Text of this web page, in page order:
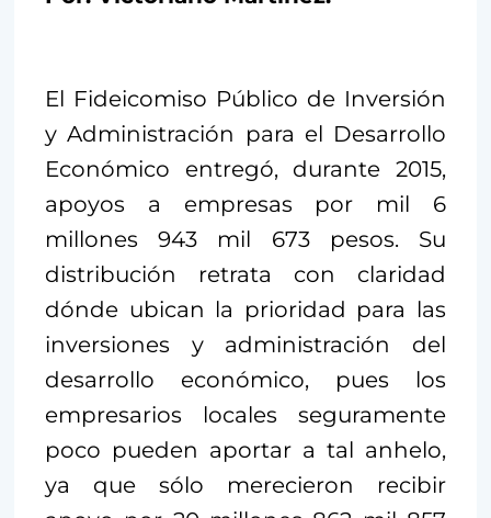
El Fideicomiso Público de Inversión
y Administración para el Desarrollo
Económico entregó, durante 2015,
apoyos a empresas por mil 6
millones 943 mil 673 pesos. Su
distribución retrata con claridad
dónde ubican la prioridad para las
inversiones y administración del
desarrollo económico, pues los
empresarios locales seguramente
poco pueden aportar a tal anhelo,
ya que sólo merecieron recibir